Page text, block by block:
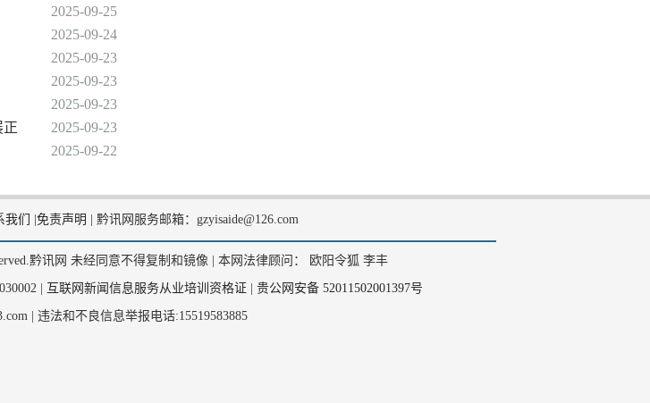
2025-09-25
2025-09-24
2025-09-23
2025-09-23
2025-09-23
正
2025-09-23
2025-09-22
我们 免责声明 黔讯网服务邮箱：gzyisaide@126.com
黔讯网 未经同意不得复制和镜像 | 本网法律顾问： 欧阳令狐 李丰
| 互联网新闻信息服务从业培训资格证 贵公网安备 52011502001397号
| 违法和不良信息举报电话:15519583885